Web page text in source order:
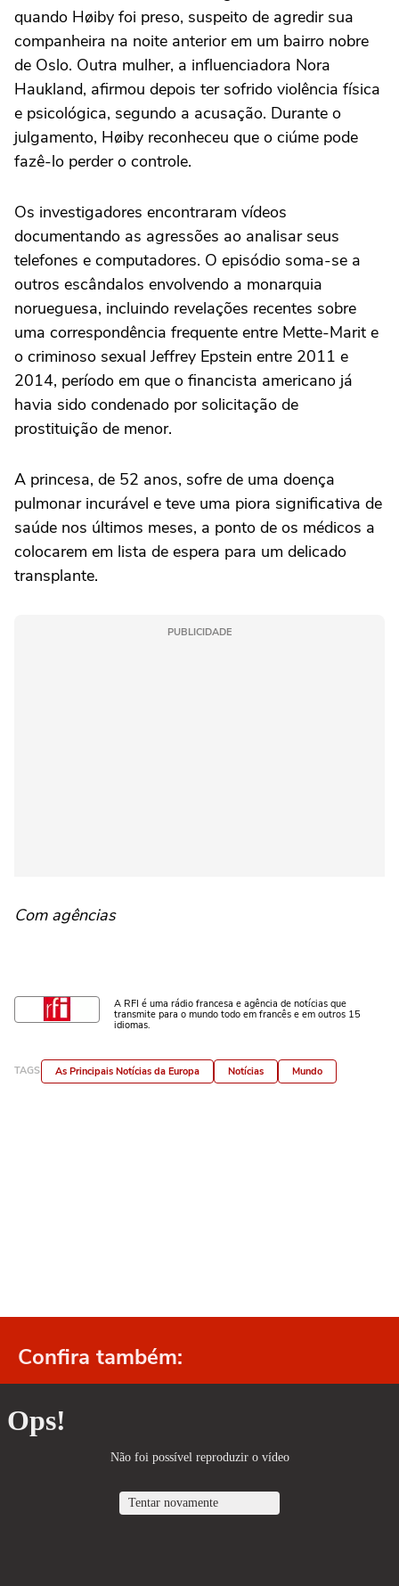
quando Høiby foi preso, suspeito de agredir sua
companheira na noite anterior em um bairro nobre
de Oslo. Outra mulher, a influenciadora Nora
Haukland, afirmou depois ter sofrido violência física
e psicológica, segundo a acusação. Durante o
julgamento, Høiby reconheceu que o ciúme pode
fazê-lo perder o controle.
Os investigadores encontraram vídeos
documentando as agressões ao analisar seus
telefones e computadores. O episódio soma-se a
outros escândalos envolvendo a monarquia
norueguesa, incluindo revelações recentes sobre
uma correspondência frequente entre Mette-Marit e
o criminoso sexual Jeffrey Epstein entre 2011 e
2014, período em que o financista americano já
havia sido condenado por solicitação de
prostituição de menor.
A princesa, de 52 anos, sofre de uma doença
pulmonar incurável e teve uma piora significativa de
saúde nos últimos meses, a ponto de os médicos a
colocarem em lista de espera para um delicado
transplante.
PUBLICIDADE
Com agências
A RFI é uma rádio francesa e agência de notícias que
transmite para o mundo todo em francês e em outros 15
idiomas.
TAGS As Principais Notícias da Europa Notícias Mundo
Confira também: